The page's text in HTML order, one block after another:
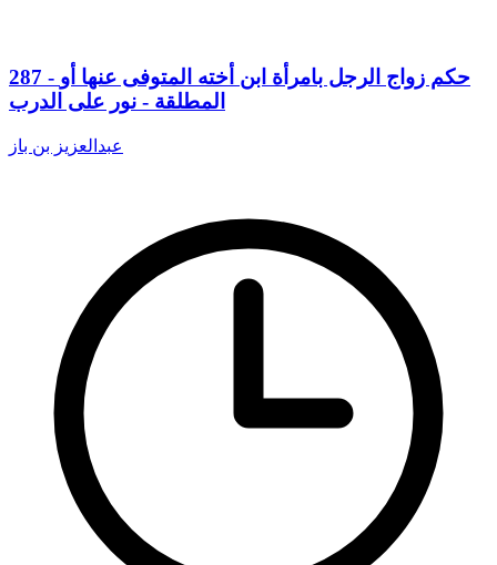
287 - حكم زواج الرجل بامرأة ابن أخته المتوفى عنها أو
المطلقة - نور على الدرب
عبدالعزيز بن باز